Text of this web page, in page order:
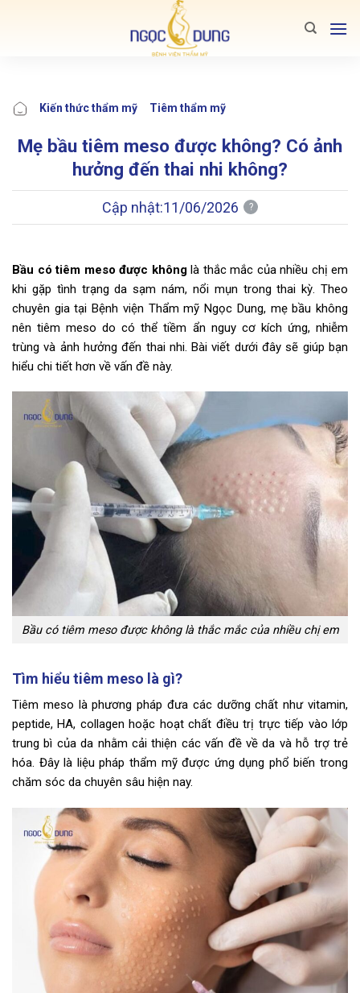
Kiến thức thẩm mỹ Tiêm thẩm mỹ
Mẹ bầu tiêm meso được không? Có ảnh
hưởng đến thai nhi không?
Cập nhật:11/06/2026 ?
Bầu có tiêm meso được khônglà thắc mắc của nhiều chị em
khi gặp tình trạng da sạm nám, nổi mụn trong thai kỳ. Theo
chuyên gia tại Bệnh viện Thẩm mỹ Ngọc Dung, mẹ bầu không
nên tiêm meso do có thể tiềm ẩn nguy cơ kích ứng, nhiễm
trùng và ảnh hưởng đến thai nhi. Bài viết dưới đây sẽ giúp bạn
hiểu chi tiết hơn về vấn đề này.
Bầu có tiêm meso được không là thắc mắc của nhiều chị em
Tìm hiểu tiêm meso là gì?
Tiêm meso là phương pháp đưa các dưỡng chất như vitamin,
peptide, HA, collagen hoặc hoạt chất điều trị trực tiếp vào lớp
trung bì của da nhằm cải thiện các vấn đề về da và hỗ trợ trẻ
hóa. Đây là liệu pháp thẩm mỹ được ứng dụng phổ biến trong
chăm sóc da chuyên sâu hiện nay.